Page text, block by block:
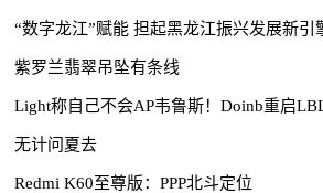
“数字龙江”赋能 担起黑龙江振兴发展新引
紫罗兰翡翠吊坠有条线
Light称自己不会AP韦鲁斯！Doinb重启
无计问夏去
Redmi K60至尊版：PPP北斗定位